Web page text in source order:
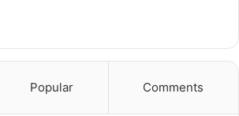
Popular Comments